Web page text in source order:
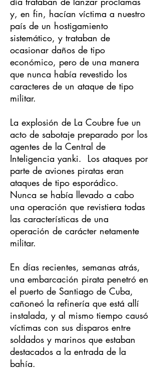
y, en fin, hacían víctima a nuestro
país de un hostigamiento
sistemático, y trataban de
ocasionar daños de tipo
económico, pero de una manera
que nunca había revestido los
caracteres de un ataque de tipo
militar.
La explosión de La Coubre fue un
acto de sabotaje preparado por los
agentes de la Central de
Inteligencia yanki. Los ataques por
parte de aviones piratas eran
ataques de tipo esporádico.
Nunca se había llevado a cabo
una operación que revistiera todas
las características de una
operación de carácter netamente
militar.
En días recientes, semanas atrás,
una embarcación pirata penetró en
el puerto de Santiago de Cuba,
cañoneó la refinería que está allí
instalada, y al mismo tiempo causó
víctimas con sus disparos entre
soldados y marinos que estaban
destacados a la entrada de la
bahía.